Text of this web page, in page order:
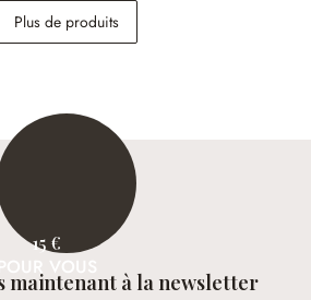
Vitrine Blaise
Plus de produits
15 €
maintenant à la newsletter